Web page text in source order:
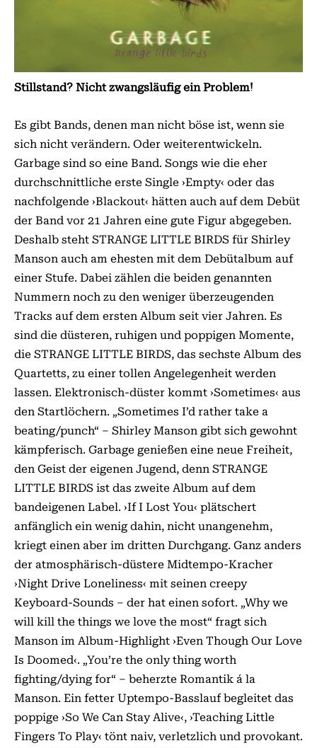
Stillstand? Nicht zwangsläufig ein Problem!
Es gibt Bands, denen man nicht böse ist, wenn sie
sich nicht verändern. Oder weiterentwickeln.
Garbage sind so eine Band. Songs wie die eher
durchschnittliche erste Single ›Empty‹ oder das
nachfolgende ›Blackout‹ hätten auch auf dem Debüt
der Band vor 21 Jahren eine gute Figur abgegeben.
Deshalb steht STRANGE LITTLE BIRDS für Shirley
Manson auch am ehesten mit dem Debütalbum auf
einer Stufe. Dabei zählen die beiden genannten
Nummern noch zu den weniger überzeugenden
Tracks auf dem ersten Album seit vier Jahren. Es
sind die düsteren, ruhigen und poppigen Momente,
die STRANGE LITTLE BIRDS, das sechste Album des
Quartetts, zu einer tollen Angelegenheit werden
lassen. Elektronisch-düster kommt ›Sometimes‹ aus
den Startlöchern. „Sometimes I’d rather take a
beating/punch“ – Shirley Manson gibt sich gewohnt
kämpferisch. Garbage genießen eine neue Freiheit,
den Geist der eigenen Jugend, denn STRANGE
LITTLE BIRDS ist das zweite Album auf dem
bandeigenen Label. ›If I Lost You‹ plätschert
anfänglich ein wenig dahin, nicht unangenehm,
kriegt einen aber im dritten Durchgang. Ganz anders
der atmosphärisch-düstere Midtempo-Kracher
›Night Drive Loneliness‹ mit seinen creepy
Keyboard-Sounds – der hat einen sofort. „Why we
will kill the things we love the most“ fragt sich
Manson im Album-Highlight ›Even Though Our Love
Is Doomed‹. „You’re the only thing worth
fighting/dying for“ – beherzte Romantik á la
Manson. Ein fetter Uptempo-Basslauf begleitet das
poppige ›So We Can Stay Alive‹, ›Teaching Little
Fingers To Play‹ tönt naiv, verletzlich und provokant.